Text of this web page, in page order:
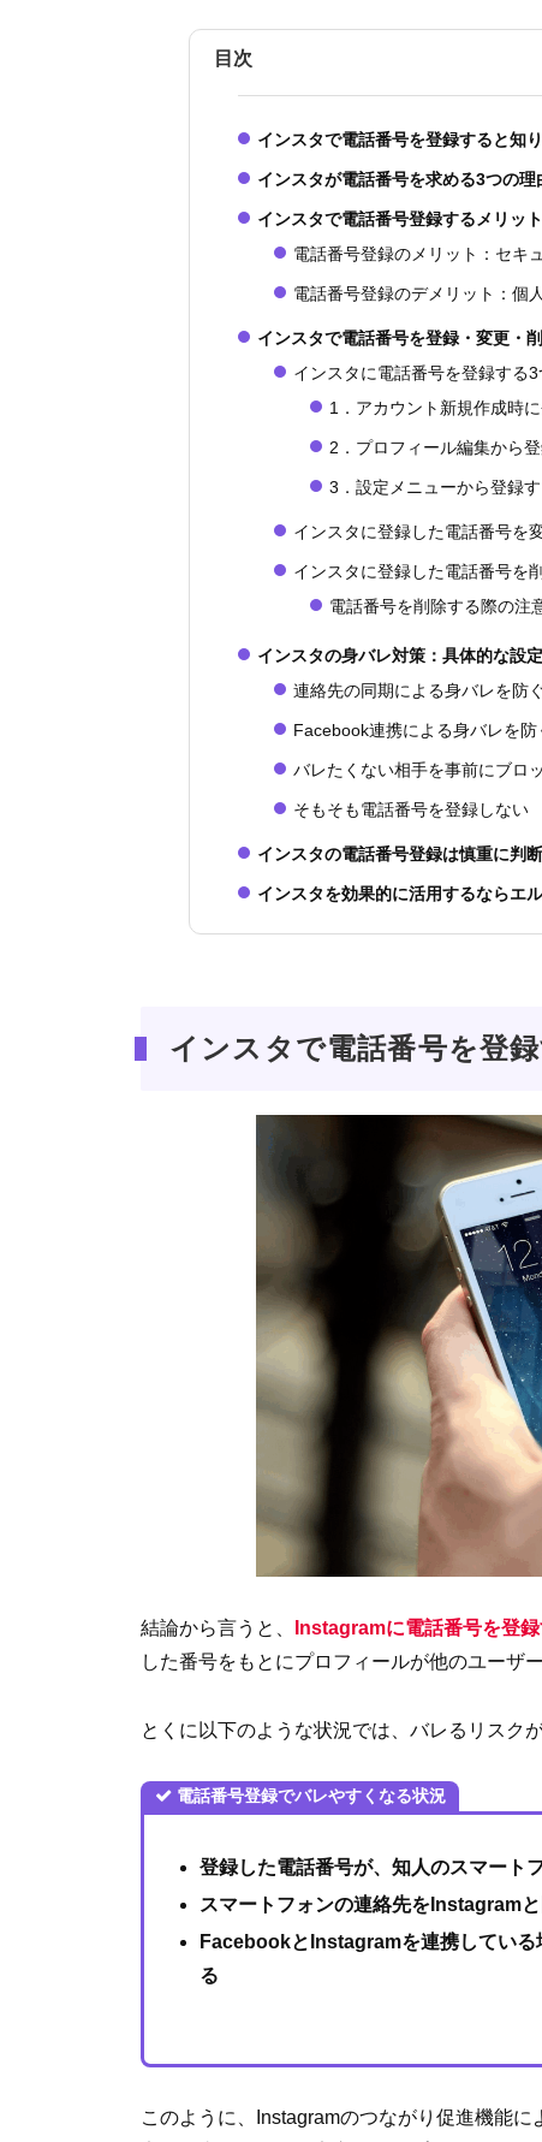
目次
インスタで電話番号を登録すると知
インスタが電話番号を求める3つの理
インスタで電話番号登録するメリッ
電話番号登録のメリット：セキ
電話番号登録のデメリット：個
インスタで電話番号を登録・変更・
インスタに電話番号を登録する
1．アカウント新規作成時
2．プロフィール編集から
3．設定メニューから登録
インスタに登録した電話番号を
インスタに登録した電話番号を
電話番号を削除する際の注
インスタの身バレ対策：具体的な設
連絡先の同期による身バレを防
Facebook連携による身バレを防
バレたくない相手を事前にブロ
そもそも電話番号を登録しない
インスタの電話番号登録は慎重に判
インスタを効果的に活用するならエ
インスタで電話番号を登
結論から言うと、 Instagramに電話番号を登
した番号をもとにプロフィールが他のユーザ
とくに以下のような状況では、バレるリスク
電話番号登録でバレやすくなる状況
登録した電話番号が、知人のスマート
スマートフォンの連絡先をInstagram
FacebookとInstagramを連携してい
る
このように、Instagramのつながり促進機能